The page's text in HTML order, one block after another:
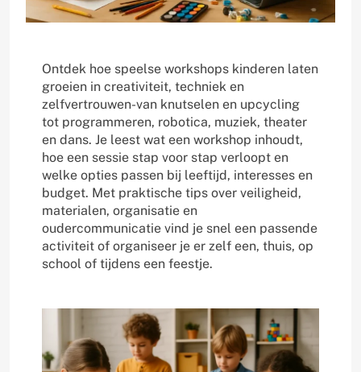
Ontdek hoe speelse workshops kinderen laten
groeien in creativiteit, techniek en
zelfvertrouwen-van knutselen en upcycling
tot programmeren, robotica, muziek, theater
en dans. Je leest wat een workshop inhoudt,
hoe een sessie stap voor stap verloopt en
welke opties passen bij leeftijd, interesses en
budget. Met praktische tips over veiligheid,
materialen, organisatie en
oudercommunicatie vind je snel een passende
activiteit of organiseer je er zelf een, thuis, op
school of tijdens een feestje.